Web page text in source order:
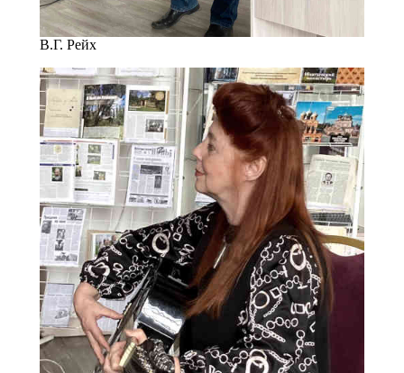
В.Г. Рейх